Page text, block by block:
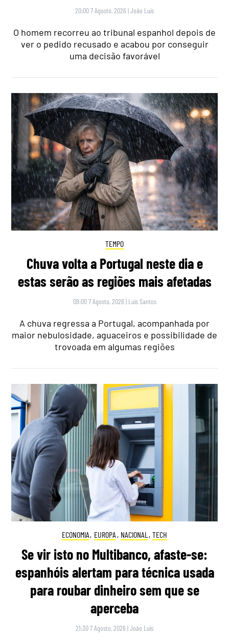
20:00 7 Agosto, 2026 |João Luís
O homem recorreu ao tribunal espanhol depois de
ver o pedido recusado e acabou por conseguir
uma decisão favorável
TEMPO
Chuva volta a Portugal neste dia e
estas serão as regiões mais afetadas
09:00 7 Agosto, 2026 | Luís Santos
A chuva regressa a Portugal, acompanhada por
maior nebulosidade, aguaceiros e possibilidade de
trovoada em algumas regiões
ECONOMIA, EUROPA , NACIONAL , TECH
Se vir isto no Multibanco, afaste-se:
espanhóis alertam para técnica usada
para roubar dinheiro sem que se
aperceba
21:30 7 Agosto, 2026 |João Luís